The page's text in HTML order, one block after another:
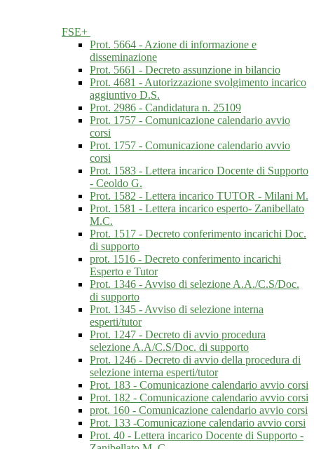
FSE+
Prot. 5664 - Azione di informazione e
disseminazione
Prot. 5661 - Decreto assunzione in bilancio
Prot. 4681 - Autorizzazione svolgimento incarico
aggiuntivo D.S.
Prot. 2986 - Candidatura n. 25109
Prot. 1757 - Comunicazione calendario avvio
corsi
Prot. 1757 - Comunicazione calendario avvio
corsi
Prot. 1583 - Lettera incarico Docente di Supporto
- Ceoldo G.
Prot. 1582 - Lettera incarico TUTOR - Milani M.
Prot. 1581 - Lettera incarico esperto- Zanibellato
M.C.
Prot. 1517 - Decreto conferimento incarichi Doc.
di supporto
prot. 1516 - Decreto conferimento incarichi
Esperto e Tutor
Prot. 1346 - Avviso di selezione A.A./C.S/Doc.
di supporto
Prot. 1345 - Avviso di selezione interna
esperti/tutor
Prot. 1247 - Decreto di avvio procedura
selezione A.A/C.S/Doc. di supporto
Prot. 1246 - Decreto di avvio della procedura di
selezione interna esperti/tutor
Prot. 183 - Comunicazione calendario avvio corsi
Prot. 182 - Comunicazione calendario avvio corsi
prot. 160 - Comunicazione calendario avvio corsi
Prot. 133 -Comunicazione calendario avvio corsi
Prot. 40 - Lettera incarico Docente di Supporto -